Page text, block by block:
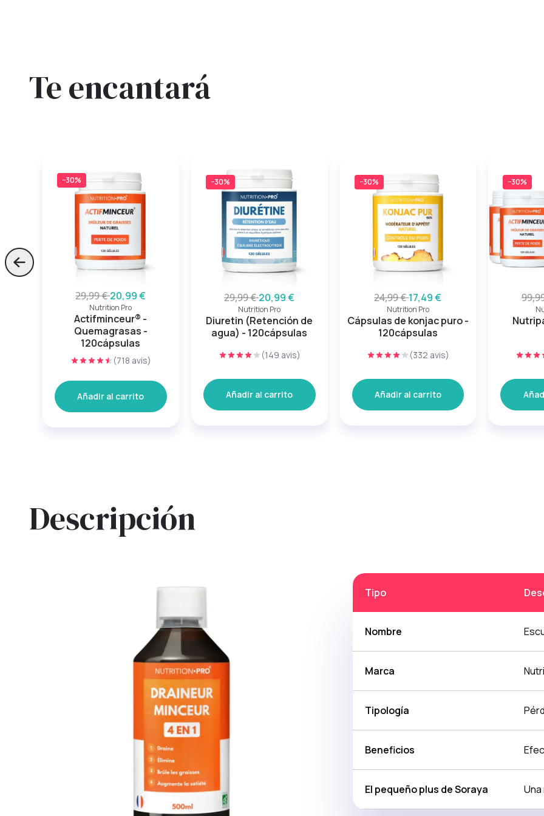
Te encantará
−30%
29,99 €20,99 €
Nutrition Pro
Actifminceur® -
Quemagrasas -
120cápsulas
(718 avis)
Añadir al carrito
−30%
29,99 €20,99 €
Nutrition Pro
Diuretin (Retención de
agua) - 120cápsulas
(149 avis)
Añadir al carrito
−30%
24,99 €17,49 €
Nutrition Pro
Cápsulas de konjac puro -
120cápsulas
(332 avis)
Añadir al carrito
−30%
Skip to previous slide page
Descripción
Tipo
Nombre
Marca
Tipología
Beneficios
El pequeño plus de Soraya